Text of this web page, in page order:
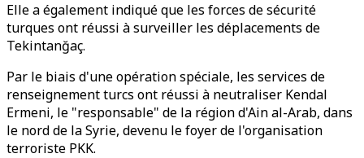
Elle a également indiqué que les forces de sécurité
turques ont réussi à surveiller les déplacements de
Tekintanğaç.
Par le biais d'une opération spéciale, les services de
renseignement turcs ont réussi à neutraliser Kendal
Ermeni, le "responsable" de la région d'Ain al-Arab, dans
le nord de la Syrie, devenu le foyer de l'organisation
terroriste PKK.